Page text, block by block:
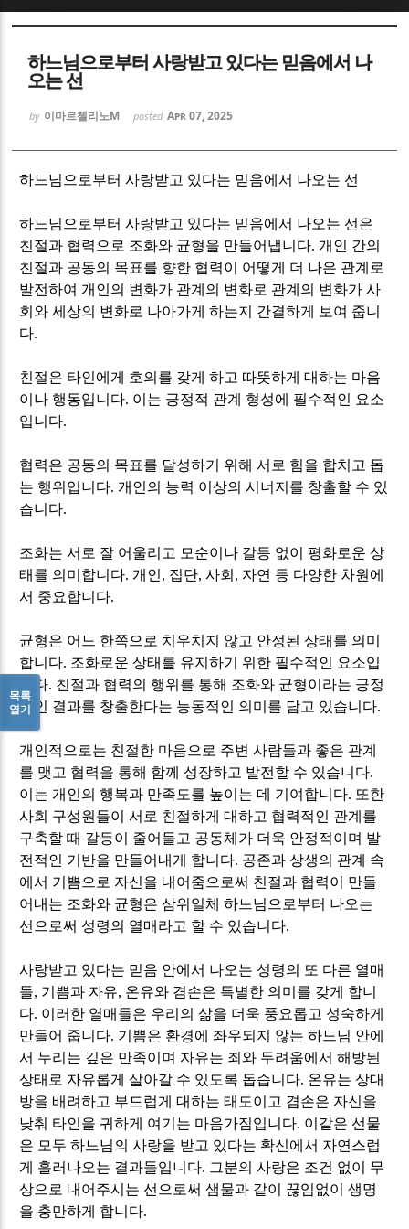
하느님으로부터 사랑받고 있다는 믿음에서 나
오는 선
by 이마르첼리노M posted Apr 07, 2025
하느님으로부터 사랑받고 있다는 믿음에서 나오는 선
하느님으로부터 사랑받고 있다는 믿음에서 나오는 선은
친절과 협력으로 조화와 균형을 만들어냅니다.개인 간의
친절과 공동의 목표를 향한 협력이 어떻게 더 나은 관계로
발전하여 개인의 변화가 관계의 변화로 관계의 변화가 사
회와 세상의 변화로 나아가게 하는지 간결하게 보여 줍니
다.
친절은 타인에게 호의를 갖게 하고 따뜻하게 대하는 마음
이나 행동입니다. 이는 긍정적 관계 형성에 필수적인 요소
입니다.
협력은 공동의 목표를 달성하기 위해 서로 힘을 합치고 돕
는 행위입니다.개인의 능력 이상의 시너지를 창출할 수 있
습니다.
조화는 서로 잘 어울리고 모순이나 갈등 없이 평화로운 상
태를 의미합니다.개인, 집단,사회 , 자연 등 다양한 차원에
서 중요합니다.
균형은 어느 한쪽으로 치우치지 않고 안정된 상태를 의미
합니다. 조화로운 상태를 유지하기 위한 필수적인 요소입
니다. 친절과 협력의 행위를 통해 조화와 균형이라는 긍정
적인 결과를 창출한다는 능동적인 의미를 담고 있습니다.
개인적으로는 친절한 마음으로 주변 사람들과 좋은 관계
를 맺고 협력을 통해 함께 성장하고 발전할 수 있습니다.
이는 개인의 행복과 만족도를 높이는 데 기여합니다. 또한
사회 구성원들이 서로 친절하게 대하고 협력적인 관계를
구축할 때 갈등이 줄어들고 공동체가 더욱 안정적이며 발
전적인 기반을 만들어내게 합니다. 공존과 상생의 관계 속
에서 기쁨으로 자신을 내어줌으로써 친절과 협력이 만들
어내는 조화와 균형은 삼위일체 하느님으로부터 나오는
선으로써 성령의 열매라고 할 수 있습니다.
사랑받고 있다는 믿음 안에서 나오는 성령의 또 다른 열매
들, 기쁨과 자유, 온유와 겸손은 특별한 의미를 갖게 합니
다. 이러한 열매들은 우리의 삶을 더욱 풍요롭고 성숙하게
만들어 줍니다. 기쁨은 환경에 좌우되지 않는 하느님 안에
서 누리는 깊은 만족이며 자유는 죄와 두려움에서 해방된
상태로 자유롭게 살아갈 수 있도록 돕습니다. 온유는 상대
방을 배려하고 부드럽게 대하는 태도이고 겸손은 자신을
낮춰 타인을 귀하게 여기는 마음가짐입니다. 이같은 선물
은 모두 하느님의 사랑을 받고 있다는 확신에서 자연스럽
게 흘러나오는 결과들입니다. 그분의 사랑은 조건 없이 무
상으로 내어주시는 선으로써 샘물과 같이 끊임없이 생명
을 충만하게 합니다.
목록
열기
Sketchbook5, 스케치북5
Sketchbook5, 스케치북5
Sketchbook5, 스케치북5
Sketchbook5, 스케치북5